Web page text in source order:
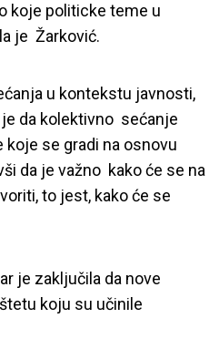
koje politicke teme u
je Žarković.
u kontekstu javnosti,
da kolektivno sećanje
se gradi na osnovu
da je važno kako će se na
to jest, kako će se
je zaključila da nove
koju su učinile